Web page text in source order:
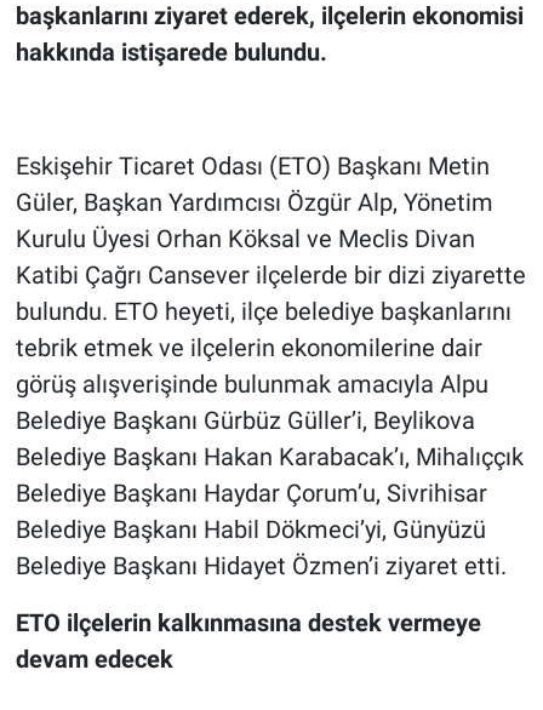
başkanlarını ziyaret ederek, ilçelerin ekonomisi
hakkında istişarede bulundu.
Eskişehir Ticaret Odası (ETO) Başkanı Metin
Güler, Başkan Yardımcısı Özgür Alp, Yönetim
Kurulu Üyesi Orhan Köksal ve Meclis Divan
Katibi Çağrı Cansever ilçelerde bir dizi ziyarette
bulundu. ETO heyeti, ilçe belediye başkanlarını
tebrik etmek ve ilçelerin ekonomilerine dair
görüş alışverişinde bulunmak amacıyla Alpu
Belediye Başkanı Gürbüz Güller’i, Beylikova
Belediye Başkanı Hakan Karabacak’ı, Mihalıççık
Belediye Başkanı Haydar Çorum’u, Sivrihisar
Belediye Başkanı Habil Dökmeci’yi, Günyüzü
Belediye Başkanı Hidayet Özmen’i ziyaret etti.
ETO ilçelerin kalkınmasına destek vermeye
devam edecek